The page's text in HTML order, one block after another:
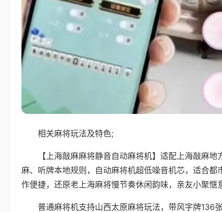
相关麻将玩法及特色;
【上海敲麻麻将静音自动麻将机】适配上海敲麻
麻、听牌本地规则，自动麻将机超低噪音机芯，适合
作便捷，还原老上海麻将慢节奏休闲韵味，亲友小聚惬
普通麻将机支持山西太原麻将玩法，带风字牌136